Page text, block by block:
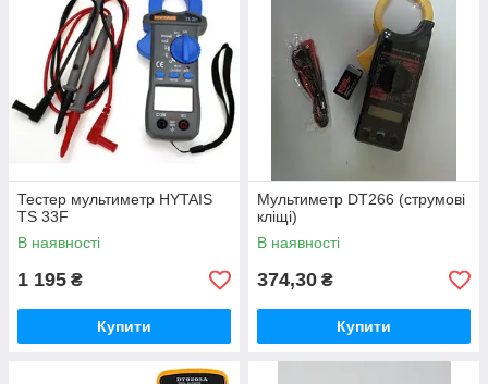
Тестер мультиметр HYTAIS
TS 33F
В наявності
1 195 ₴
Купити
Мультиметр DT266 (струмові
кліщі)
В наявності
374,30 ₴
Купити